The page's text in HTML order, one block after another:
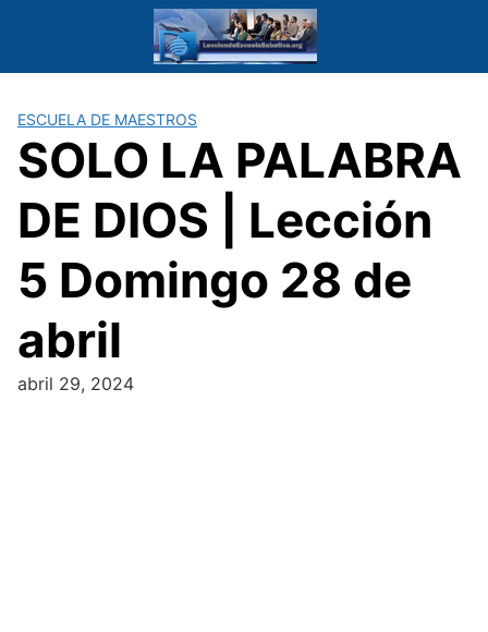
ESCUELA DE MAESTROS
SOLO LA PALABRA
DE DIOS | Lección
5 Domingo 28 de
abril
abril 29, 2024